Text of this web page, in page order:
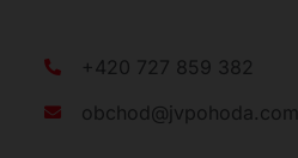
+420 727 859 382
obchod@jvpohoda.com